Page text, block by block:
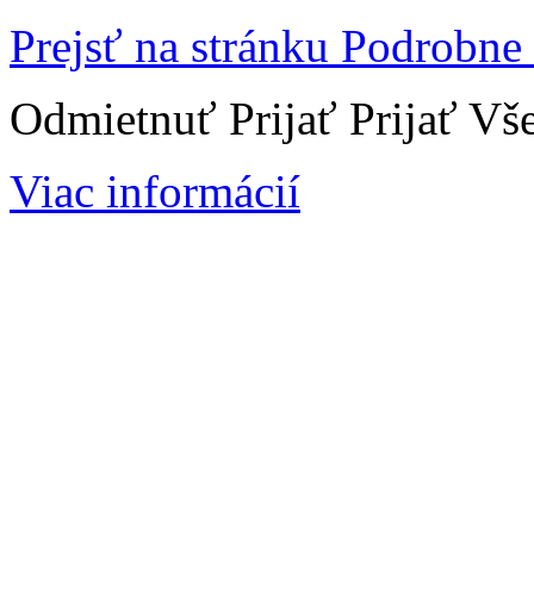
Prejsť na stránku
Odmietnuť Prijať Prijať
Viac informácií